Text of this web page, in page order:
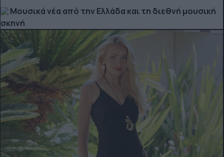
Μουσικά νέα από την Ελλάδα και τη διεθνή μουσική
σκηνή